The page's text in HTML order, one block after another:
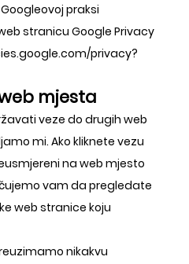
praksi
stranicu Google Privacy
privacy?
mjesta
veze do drugih web
mi. Ako kliknete vezu
na web mjesto
vam da pregledate
web stranice koju
nikakvu